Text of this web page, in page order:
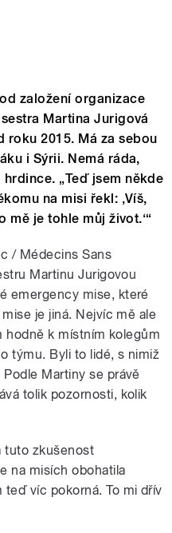
založení organizace
Martina Jurigová
2015. Má za sebou
i Sýrii. Nemá ráda,
„Teď jsem někde
na misi řekl: ‚Víš,
je tohle můj život.‘“
/ Médecins Sans
Martinu Jurigovou
emergency mise, které
je jiná. Nejvíc mě ale
hodně k místním kolegům
týmu. Byli to lidé, s nimiž
Martiny se právě
tolik pozornosti, kolik
tuto zkušenost
na misích obohatila
víc pokorná. To mi dřív